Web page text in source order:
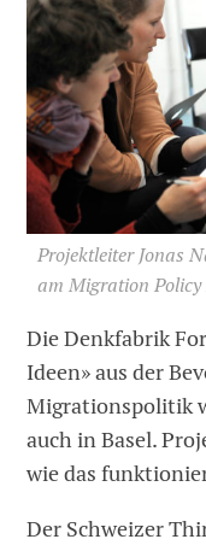
Projektleiter Jonas
am Migration
Die Denkfabrik
Ideen» aus der
Migrationspolitik
auch in Basel.
wie das
Der Schweizer